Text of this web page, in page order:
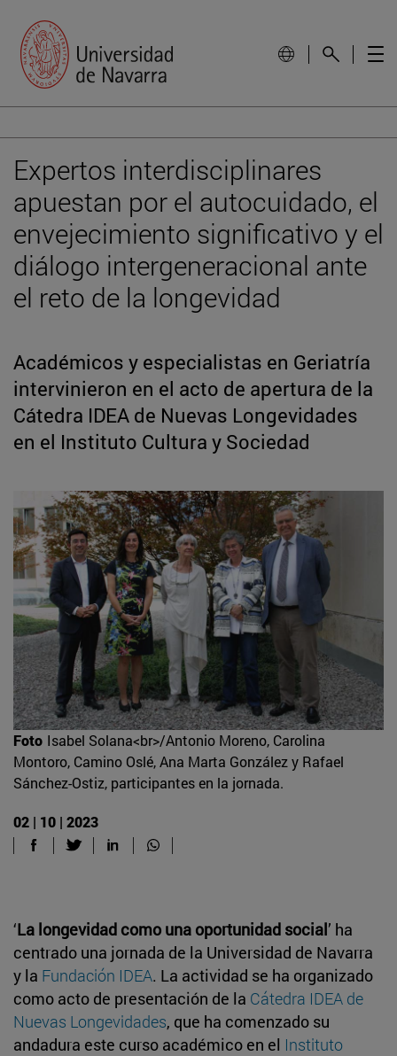
Expertos interdisciplinares
apuestan por el autocuidado, el
envejecimiento significativo y el
diálogo intergeneracional ante
el reto de la longevidad
Académicos y especialistas en Geriatría
intervinieron en el acto de apertura de la
Cátedra IDEA de Nuevas Longevidades
en el Instituto Cultura y Sociedad
Foto Isabel Solana<br>/Antonio Moreno, Carolina
Montoro, Camino Oslé, Ana Marta González y Rafael
Sánchez-Ostiz, participantes en la jornada.
02 | 10 | 2023
‘La longevidad como una oportunidad social’ ha
centrado una jornada de la Universidad de Navarra
y la Fundación IDEA. La actividad se ha organizado
como acto de presentación de la Cátedra IDEA de
Nuevas Longevidades, que ha comenzado su
andadura este curso académico en el Instituto